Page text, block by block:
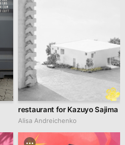
restaurant for Kazuyo Sajima
Alisa Andreichenko